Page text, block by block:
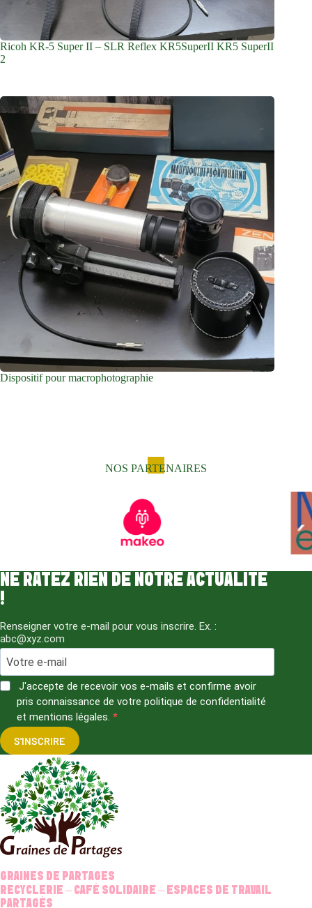
Ricoh KR-5 Super II – SLR Reflex KR5SuperII KR5 SuperII
2
Dispositif pour macrophotographie
NOS PARTENAIRES
NE RATEZ RIEN DE NOTRE ACTUALITÉ
!
Renseigner votre e-mail pour vous inscrire. Ex. :
abc@xyz.com
J'accepte de recevoir vos e-mails et confirme avoir
pris connaissance de votre politique de confidentialité
et mentions légales.
S'INSCRIRE
GRAINES DE PARTAGES
RECYCLERIE – CAFÉ SOLIDAIRE – ESPACES DE TRAVAIL
PARTAGÉS